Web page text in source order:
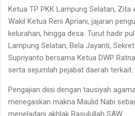
Ketua TP PKK Lampung Selatan, Zita
Wakil Ketua Reni Apriani, jajaran
kelurahan, hingga desa. Turut hadir
Lampung Selatan, Bela Jayanti,
Supriyanto bersama Ketua DWP
serta sejumlah pejabat daerah terkait.
Pengajian diisi dengan tausiyah
menegaskan makna Maulid Nabi
meneladani akhlak Rasulullah SAW.